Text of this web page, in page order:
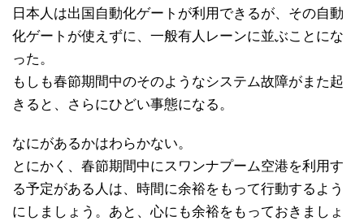
日本人は出国自動化ゲートが利用できるが、その自動
化ゲートが使えずに、一般有人レーンに並ぶことにな
った。
もしも春節期間中のそのようなシステム故障がまた起
きると、さらにひどい事態になる。
なにがあるかはわらかない。
とにかく、春節期間中にスワンナプーム空港を利用す
る予定がある人は、時間に余裕をもって行動するよう
にしましょう。あと、心にも余裕をもっておきましょ